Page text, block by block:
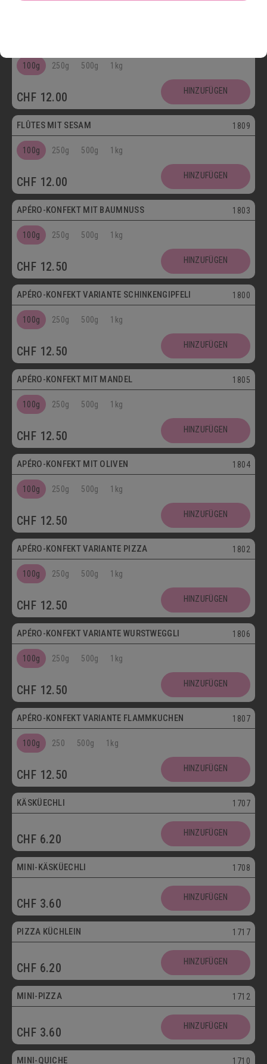
100g 250g 500g 1kg
CHF 12.00 HINZUFÜGEN
Vegetarisch
FLÛTES MIT SESAM 1809
100g 250g 500g 1kg
CHF 12.00 HINZUFÜGEN
Vegetarisch
APÉRO-KONFEKT MIT BAUMNUSS 1803
100g 250g 500g 1kg
CHF 12.50 HINZUFÜGEN
APÉRO-KONFEKT VARIANTE SCHINKENGIPFELI 1800
100g 250g 500g 1kg
CHF 12.50 HINZUFÜGEN
Vegetarisch
APÉRO-KONFEKT MIT MANDEL 1805
100g 250g 500g 1kg
CHF 12.50 HINZUFÜGEN
Vegetarisch
APÉRO-KONFEKT MIT OLIVEN 1804
100g 250g 500g 1kg
CHF 12.50 HINZUFÜGEN
APÉRO-KONFEKT VARIANTE PIZZA 1802
100g 250g 500g 1kg
CHF 12.50 HINZUFÜGEN
APÉRO-KONFEKT VARIANTE WURSTWEGGLI 1806
100g 250g 500g 1kg
CHF 12.50 HINZUFÜGEN
APÉRO-KONFEKT VARIANTE FLAMMKUCHEN 1807
100g 250 500g 1kg
CHF 12.50 HINZUFÜGEN
Vegetarisch
KÄSKÜECHLI 1707
CHF 6.20 HINZUFÜGEN
Vegetarisch
MINI-KÄSKÜECHLI 1708
CHF 3.60 HINZUFÜGEN
bis 30.09.
PIZZA KÜCHLEIN 1717
CHF 6.20 HINZUFÜGEN
Mini
MINI-PIZZA 1712
CHF 3.60 HINZUFÜGEN
Mini
MINI-QUICHE 1710